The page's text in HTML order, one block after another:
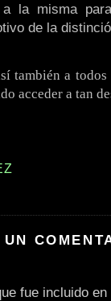
la misma
de la
también a
acceder a tan
fue incluido